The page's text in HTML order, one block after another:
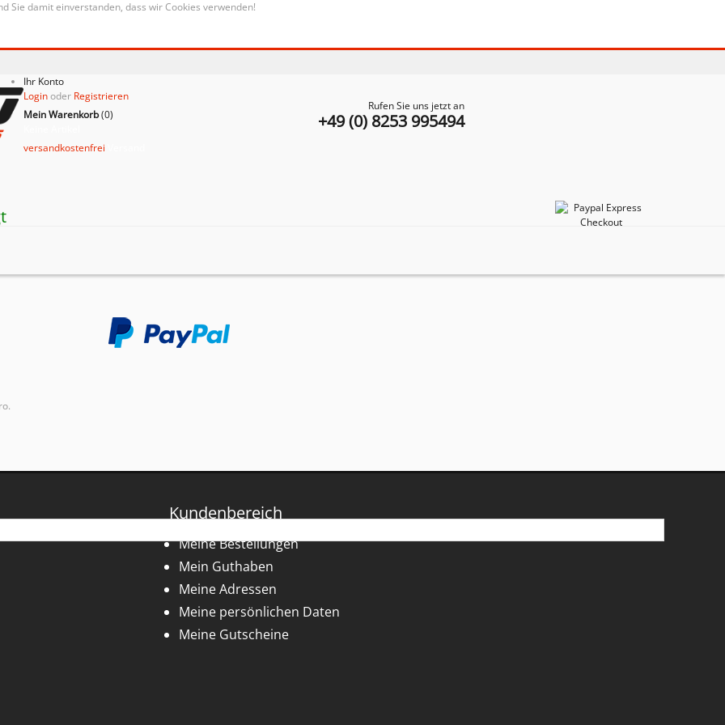
Sie damit einverstanden, dass wir Cookies verwenden!
Rufen Sie uns jetzt an
+49 (0) 8253 995494
Ihr Konto
Loginoder Registrieren
Mein Warenkorb(0)
versandkostenfrei
Kundenbereich
Meine Bestellungen
Mein Guthaben
Meine Adressen
Meine persönlichen Daten
Meine Gutscheine